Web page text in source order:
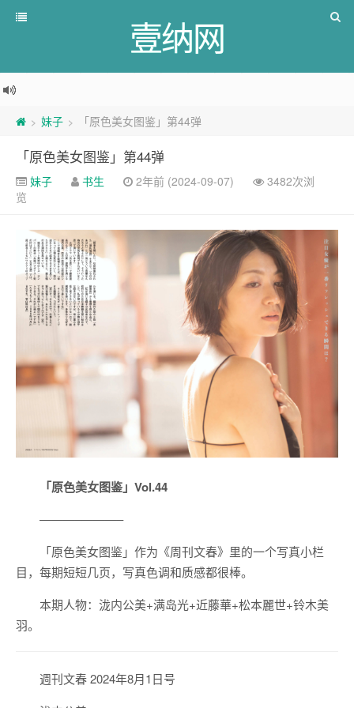
壹纳网
> 妹子 > 「原色美女图鉴」第44弹
「原色美女图鉴」第44弹
妹子 书生 2年前 (2024-09-07)
3482次浏
览
「原色美女图鉴」Vol.44
———–———–
「原色美女图鉴」作为《周刊文春》里的一个写真小栏
目，每期短短几页，写真色调和质感都很棒。
本期人物：泷内公美+满岛光+近藤華+松本麗世+铃木美
羽。
週刊文春 2024年8月1日号